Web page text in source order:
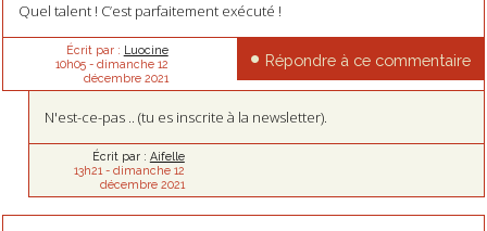
Quel talent ! C’est parfaitement exécuté !
Écrit par :
Luocine
10h05- dimanche 12
décembre 2021
Répondre à ce commentaire
N'est-ce-pas .. (tu es inscrite à la newsletter).
Écrit par : Aifelle
13h21 - dimanche 12
décembre 2021